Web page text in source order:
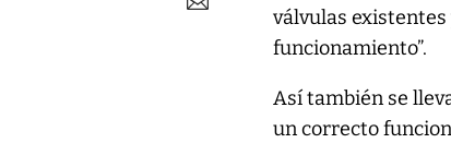
válvulas
funcionamiento”.
Así también se
un correcto